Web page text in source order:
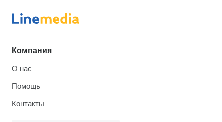
Компания
О нас
Помощь
Контакты